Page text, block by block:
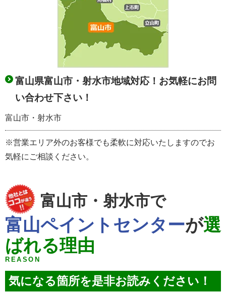
富山県富山市・射水市地域対応！お気軽にお問
い合わせ下さい！
富山市・射水市
※営業エリア外のお客様でも柔軟に対応いたしますのでお
気軽にご相談ください。
富山市・射水市で
富山ペイントセンターが選
ばれる理由
REASON
気になる箇所を是非お読みください！